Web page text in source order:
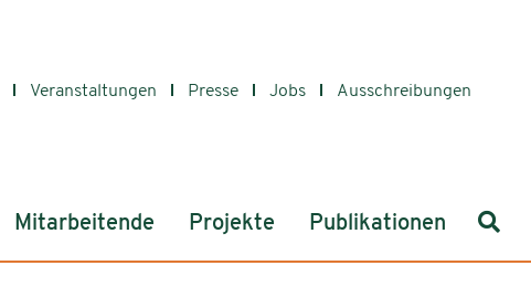
Veranstaltungen Presse Jobs Ausschreibungen
Mitarbeitende Projekte Publikationen